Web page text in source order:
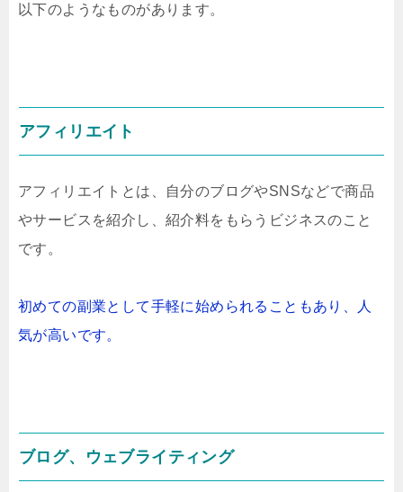
以下のようなものがあります。
アフィリエイト
アフィリエイトとは、自分のブログやSNSなどで商品
やサービスを紹介し、紹介料をもらうビジネスのこと
です。
初めての副業として手軽に始められることもあり、人
気が高いです。
ブログ、ウェブライティング